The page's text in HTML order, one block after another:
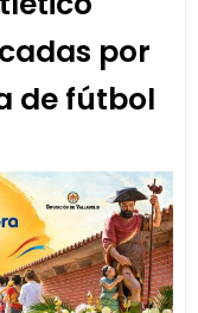
por
de fútbol